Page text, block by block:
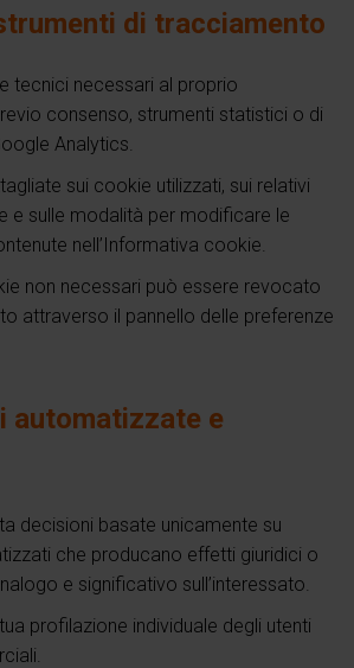
di tracciamento
tecnici necessari al proprio
consenso, strumenti statistici o di
Analytics.
sui cookie utilizzati, sui relativi
e sulle modalità per modificare le
nell’Informativa cookie.
non necessari può essere revocato
attraverso il pannello delle preferenze
automatizzate e
decisioni basate unicamente su
che producano effetti giuridici o
e significativo sull’interessato.
profilazione individuale degli utenti